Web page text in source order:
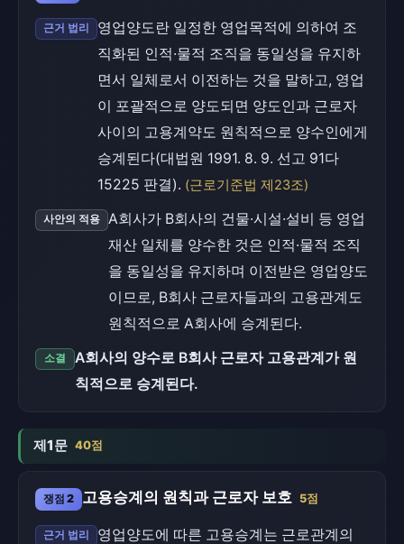
근거 법리
영업양도란 일정한 영업목적에 의하여 조
직화된 인적·물적 조직을 동일성을 유지하
면서 일체로서 이전하는 것을 말하고, 영업
이 포괄적으로 양도되면 양도인과 근로자
사이의 고용계약도 원칙적으로 양수인에게
승계된다(대법원 1991. 8. 9. 선고 91다
15225 판결). (근로기준법 제23조)
사안의 적용
A회사가 B회사의 건물·시설·설비 등 영업
재산 일체를 양수한 것은 인적·물적 조직
을 동일성을 유지하며 이전받은 영업양도
이므로, B회사 근로자들과의 고용관계도
원칙적으로 A회사에 승계된다.
소결
A회사의 양수로 B회사 근로자 고용관계가 원
칙적으로 승계된다.
제1문 40점
쟁점 2 고용승계의 원칙과 근로자 보호 5점
근거 법리
영업양도에 따른 고용승계는 근로관계의